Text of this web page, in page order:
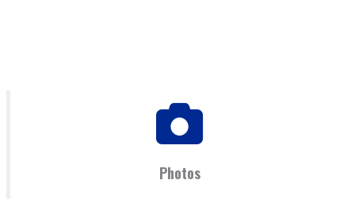
Photos